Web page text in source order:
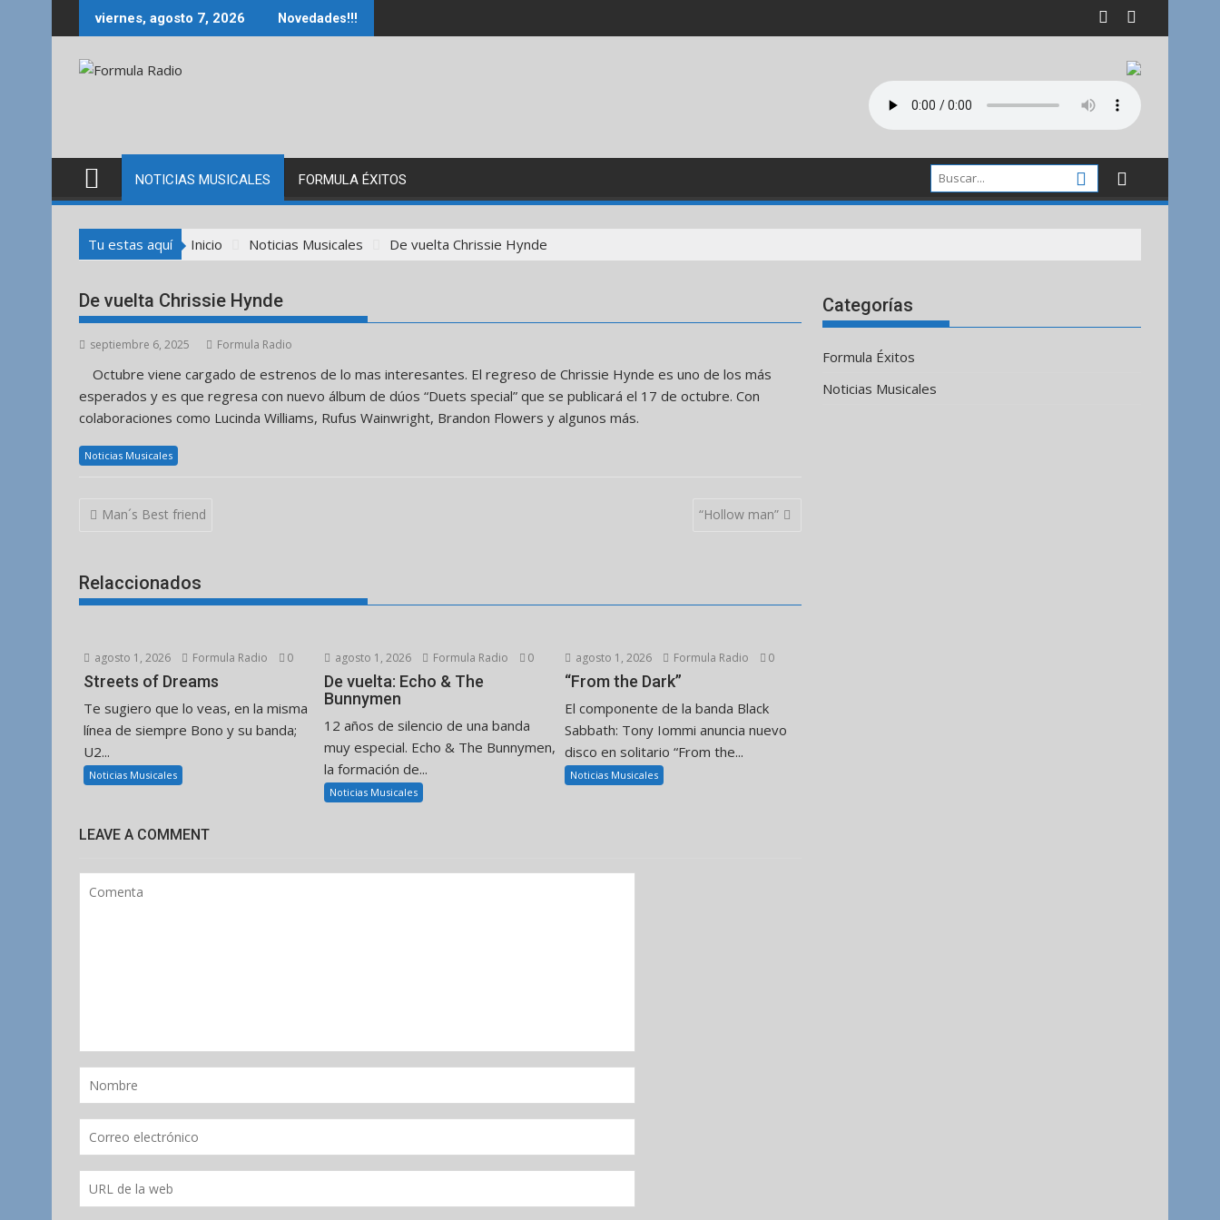
al
viernes, agosto 7, 2026 Novedades!!!
NOTICIAS MUSICALES FORMULA ÉXITOS
Tu estas aquí Inicio Noticias Musicales De vuelta Chrissie Hynde
De vuelta Chrissie Hynde
septiembre 6, 2025 Formula Radio
Octubre viene cargado de estrenos de lo mas interesantes. El regreso de Chrissie Hynde es uno de los más
esperados y es que regresa con nuevo álbum de dúos “Duets special” que se publicará el 17 de octubre. Con
colaboraciones como Lucinda Williams, Rufus Wainwright, Brandon Flowers y algunos más.
Noticias Musicales
Navegación
Man´s Best friend “Hollow man”
Relaccionados
agosto 1, 2026 Formula Radio 0
Streets of Dreams
Te sugiero que lo veas, en la misma
línea de siempre Bono y su banda;
U2...
Noticias Musicales
agosto 1, 2026 Formula Radio 0
De vuelta: Echo & The
Bunnymen
12 años de silencio de una banda
muy especial. Echo & The Bunnymen,
la formación de...
Noticias Musicales
agosto 1, 2026 Formula Radio 0
“From the Dark”
El componente de la banda Black
Sabbath: Tony Iommi anuncia nuevo
disco en solitario “From the...
Noticias Musicales
LEAVE A COMMENT
Categorías
Formula Éxitos
Noticias Musicales